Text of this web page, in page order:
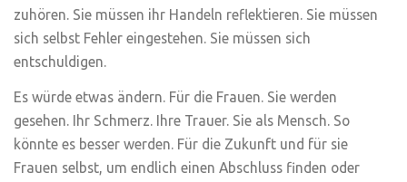
zuhören. Sie müssen ihr Handeln reflektieren. Sie müssen
sich selbst Fehler eingestehen. Sie müssen sich
entschuldigen.
Es würde etwas ändern. Für die Frauen. Sie werden
gesehen. Ihr Schmerz. Ihre Trauer. Sie als Mensch. So
könnte es besser werden. Für die Zukunft und für sie
Frauen selbst, um endlich einen Abschluss finden oder